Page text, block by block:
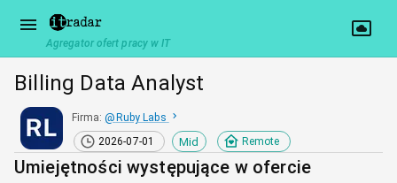
Agregator ofert pracy w IT
Billing Data Analyst
Firma: @ Ruby Labs
2026-07-01
Mid Remote
Umiejętności występujące w ofercie